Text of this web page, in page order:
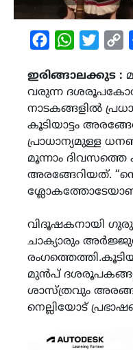
FacebookWhatsApp
ഇരിങ്ങാലക്കുട :
വരുന്ന
നാടകങ്ങളിൽ
കൂടിയാട്ടം
പ്രാധാന്യമുള്ള
മൂന്നാം ദിവസത്തെ
അരങ്ങേറിയത്.
ശ്ലോകത്തോടേയാണ്
വിദൂഷകനായി
ചാക്യാരും
മുൻപ്
ശാസ്ത്രവും
നെല്ലിയോട്